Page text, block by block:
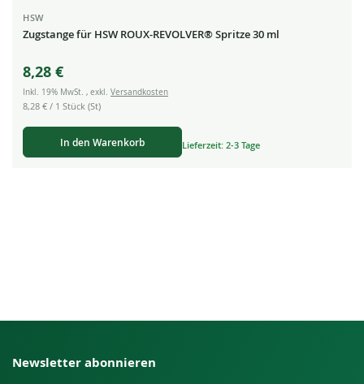
HSW
Zugstange für HSW ROUX-REVOLVER® Spritze 30 ml
8,28 €
Inkl. 19% MwSt. , exkl. Versandkosten
8,28 € / 1 Stück (St)
In den Warenkorb Lieferzeit: 2-3 Tage
Newsletter abonnieren